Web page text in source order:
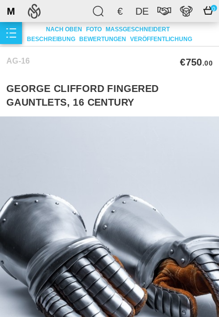
€ DE 0
M
NACH OBEN FOTO
MASSGESCHNEIDERT
BESCHREIBUNG BEWERTUNGEN VERÖFFENTLICHUNG
AG-16 €750.00
GEORGE CLIFFORD FINGERED
GAUNTLETS, 16 CENTURY